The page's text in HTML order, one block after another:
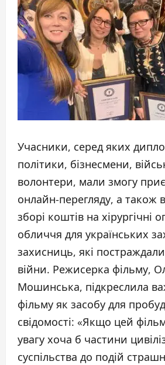
Учасники, серед яких
політики, бізнесмени,
волонтери, мали змогу
онлайн-перегляду, а також
зборі коштів на хірургічні
обличчя для українських
захисниць, які
війни. Режисерка фільму,
Мошинська, підкреслила
фільму як засобу для
свідомості: «Якщо цей
увагу хоча б частини
суспільства до подій